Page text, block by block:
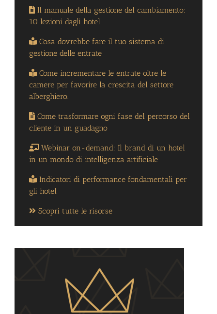
Il manuale della gestione del cambiamento:
10 lezioni dagli hotel
Cosa dovrebbe fare il tuo sistema di
gestione delle entrate
Come incrementare le entrate oltre le
camere per favorire la crescita del settore
alberghiero.
Come trasformare ogni fase del percorso del
cliente in un guadagno
Webinar on-demand: Il brand di un hotel
in un mondo di intelligenza artificiale
Indicatori di performance fondamentali per
gli hotel
Scopri tutte le risorse